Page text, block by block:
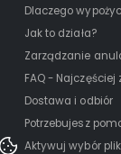
Dlaczego
Jak to działa?
Zarządzanie
FAQ -
Dostawa i odbiór
Potrzebujesz
Aktywuj wybór